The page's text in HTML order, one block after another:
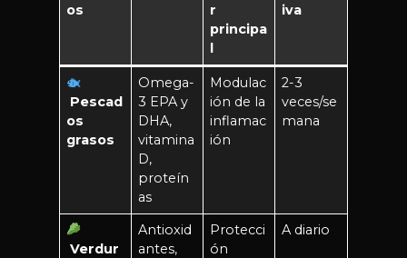
os
r
principa
l
iva
Pescad
os
grasos
Omega-
3 EPA y
DHA,
vitamina
D,
proteín
as
Modulac
ión de la
inflamac
ión
2-3
veces/se
mana
Verdur
Antioxid
antes,
Protecci
ón
A diario